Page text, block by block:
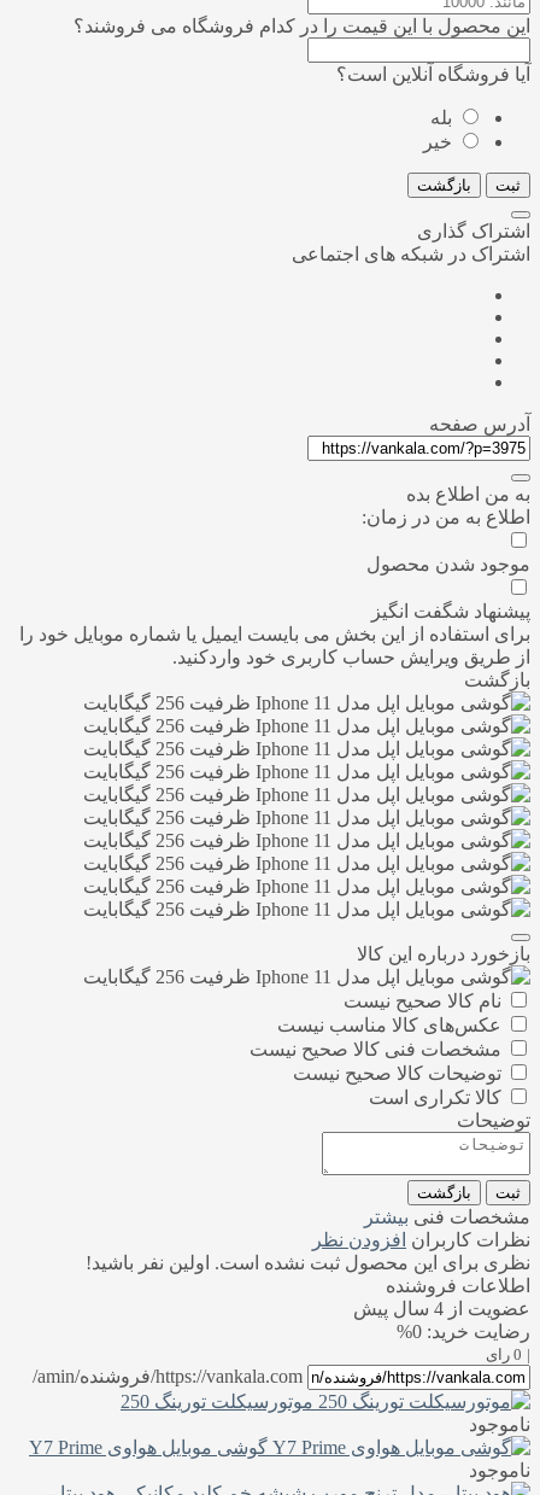
این محصول با این قیمت را در کدام فروشگاه می فروشند؟
آیا فروشگاه آنلاین است؟
بله
خیر
ثبت بازگشت
اشتراک گذاری
اشتراک در شبکه های اجتماعی
آدرس صفحه
به من اطلاع بده
اطلاع به من در زمان:
موجود شدن محصول
پیشنهاد شگفت انگیز
برای استفاده از این بخش می بایست ایمیل یا شماره موبایل خود را
از طریق ویرایش حساب کاربری خود واردکنید.
بازگشت
بازخورد درباره این کالا
نام کالا صحیح نیست
عکس‌های کالا مناسب نیست
مشخصات فنی کالا صحیح نیست
توضیحات کالا صحیح نیست
کالا تکراری است
توضیحات
ثبت بازگشت
مشخصات فنی بیشتر
نظرات کاربران افزودن نظر
نظری برای این محصول ثبت نشده است. اولین نفر باشید!
اطلاعات فروشنده
عضویت از 4 سال پیش
رضایت خرید: 0%
| 0 رای
https://vankala.com/فروشنده/amin/
موتورسیکلت تورینگ 250
ناموجود
گوشی موبایل هواوی Y7 Prime
ناموجود